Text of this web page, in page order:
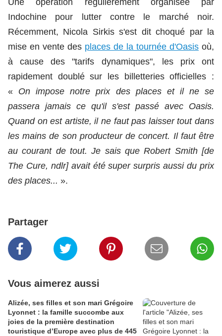
Une opération régulièrement organisée par
Indochine pour lutter contre le marché noir.
Récemment, Nicola Sirkis s'est dit choqué par la
mise en vente des places de la tournée d'Oasis où,
à cause des "tarifs dynamiques", les prix ont
rapidement doublé sur les billetteries officielles :
« On impose notre prix des places et il ne se
passera jamais ce qu'il s'est passé avec Oasis.
Quand on est artiste, il ne faut pas laisser tout dans
les mains de son producteur de concert. Il faut être
au courant de tout. Je sais que Robert Smith [de
The Cure, ndlr] avait été super surpris aussi du prix
des places... ».
Partager
Vous aimerez aussi
Alizée, ses filles et son mari Grégoire
Lyonnet : la famille succombe aux
joies de la première destination
touristique d’Europe avec plus de 445